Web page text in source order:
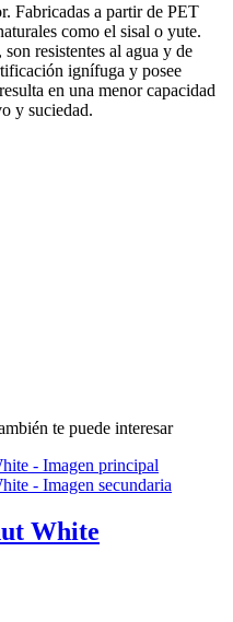
Fabricadas a partir de PET
como el sisal o yute.
resistentes al agua y de
ignífuga y posee
en una menor capacidad
y suciedad.
White